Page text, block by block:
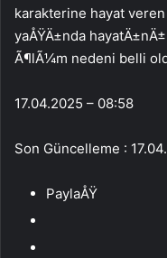
karakterine hayat
yaÅŸÄ±nda
Ã¶lÃ¼m nedeni belli
17.04.2025 – 08:58
Son Güncelleme :
PaylaÅŸ